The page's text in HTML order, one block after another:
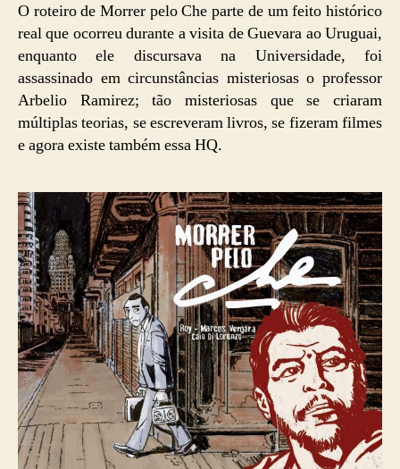
O roteiro de Morrer pelo Che parte de um feito histórico
real que ocorreu durante a visita de Guevara ao Uruguai,
enquanto ele discursava na Universidade, foi
assassinado em circunstâncias misteriosas o professor
Arbelio Ramirez; tão misteriosas que se criaram
múltiplas teorias, se escreveram livros, se fizeram filmes
e agora existe também essa HQ.